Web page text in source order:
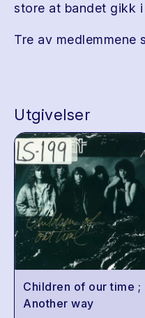
store at bandet gikk
Tre av medlemmene
Utgivelser
Children of our time ;
Another way